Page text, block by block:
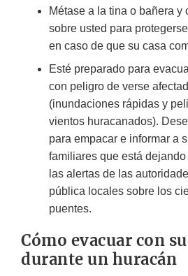
Métase a la tina o bañera y
sobre usted para
en caso de que su casa
Esté preparado para
con peligro de verse
(inundaciones rápidas y
vientos huracanados).
para empacar e informar a
familiares que está
las alertas de las
pública locales sobre los
puentes.
Cómo evacuar con
durante un huracán